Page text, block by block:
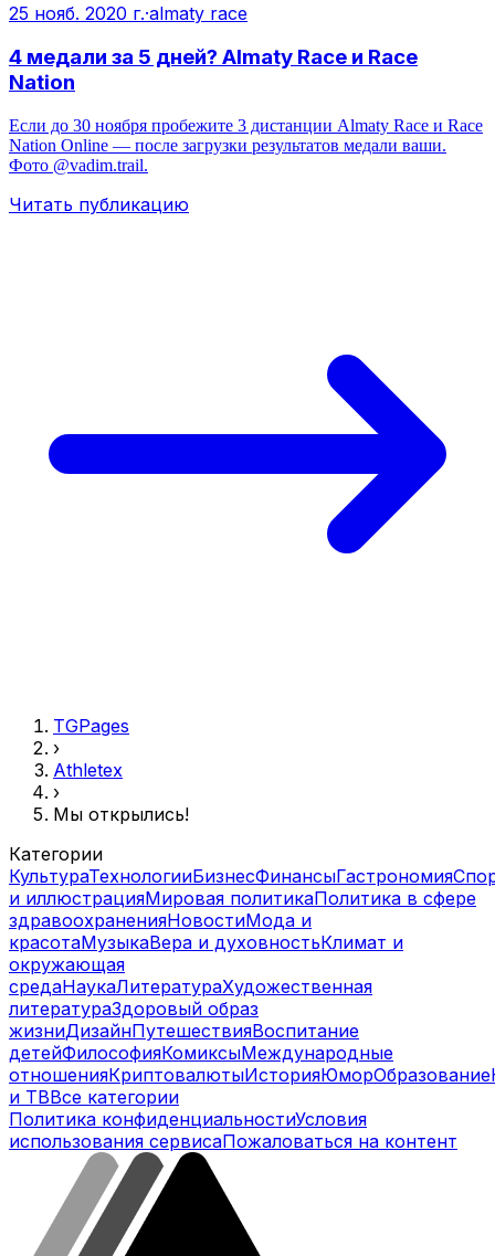
25 нояб. 2020 г.·almaty race
4 медали за 5 дней? Almaty Race и Race
Nation
Если до 30 ноября пробежите 3 дистанции Almaty Race и Race
Nation Online — после загрузки результатов медали ваши.
Фото @vadim.trail.
Читать публикацию
TGPages
›
Athletex
›
Мы открылись!
Категории
КультураТехнологииБизнесФинансыГастрономия
и иллюстрацияМировая политикаПолитика в сфере
здравоохраненияНовостиМода и
красотаМузыкаВера и духовностьКлимат и
окружающая
средаНаукаЛитератураХудожественная
литератураЗдоровый образ
жизниДизайнПутешествияВоспитание
детейФилософияКомиксыМеждународные
отношенияКриптовалютыИсторияЮморОбразование
и ТВВсе категории
Политика конфиденциальностиУсловия
использования сервисаПожаловаться на контент